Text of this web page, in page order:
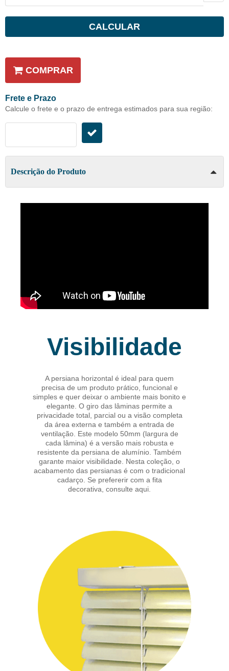
CALCULAR
COMPRAR
Frete e Prazo
Calcule o frete e o prazo de entrega estimados para sua região:
Descrição do Produto
Visibilidade
A persiana horizontal é ideal para quem
precisa de um produto prático, funcional e
simples e quer deixar o ambiente mais bonito e
elegante. O giro das lâminas permite a
privacidade total, parcial ou a visão completa
da área externa e também a entrada de
ventilação. Este modelo 50mm (largura de
cada lâmina) é a versão mais robusta e
resistente da persiana de alumínio. Também
garante maior visibilidade. Nesta coleção, o
acabamento das persianas é com o tradicional
cadarço. Se prefererir com a fita
decorativa, consulte aqui.